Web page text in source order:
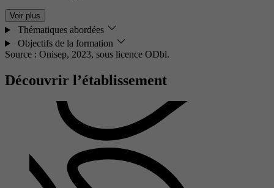
Voir plus
Thématiques abordées
Objectifs de la formation
Source : Onisep, 2023, sous licence ODbl.
Découvrir l’établissement